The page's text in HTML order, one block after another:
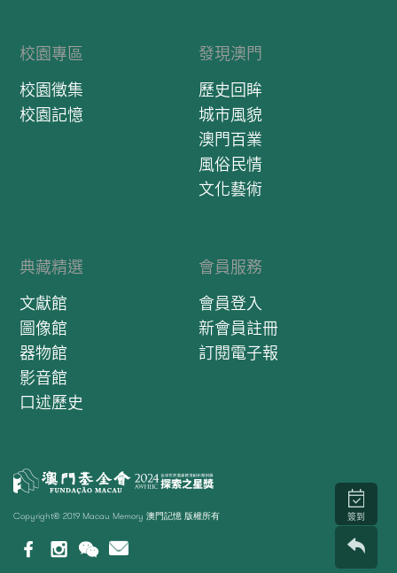
校園專區
校園徵集
校園記憶
發現澳門
歷史回眸
城市風貌
澳門百業
風俗民情
文化藝術
典藏精選
文獻館
圖像館
器物館
影音館
口述歷史
會員服務
會員登入
新會員註冊
訂閱電子報
Copyright© 2019 Macau Memory 澳門記憶 版權所有 簽到